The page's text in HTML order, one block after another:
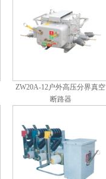
ZW20A-12户外高压分界真空
断路器